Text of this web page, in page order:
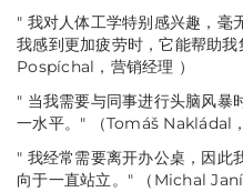
" 我对人体工学特别感兴趣，毫
我感到更加疲劳时，它能帮助
Pospíchal，营销经理 ）
" 当我需要与同事进行头脑风暴
一水平。" （Tomáš Nakládal
" 我经常需要离开办公桌，因此
向于一直站立。" （Michal